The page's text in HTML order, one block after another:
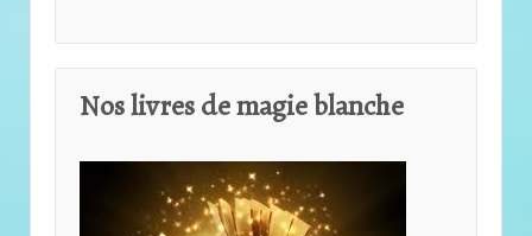
Nos livres de magie blanche